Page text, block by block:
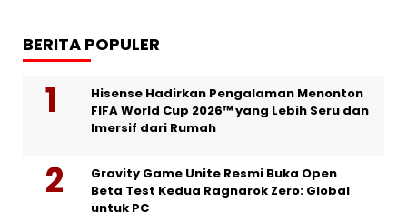
BERITA POPULER
Hisense Hadirkan Pengalaman Menonton
FIFA World Cup 2026™ yang Lebih Seru dan
Imersif dari Rumah
Gravity Game Unite Resmi Buka Open
Beta Test Kedua Ragnarok Zero: Global
untuk PC